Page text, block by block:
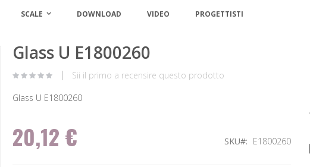
SCALE DOWNLOAD VIDEO PROGETTISTI
Vai
all'inizio
della
Glass U E1800260
Sii il primo a recensire questo prodotto
Glass U E1800260
20,12 € SKU E1800260